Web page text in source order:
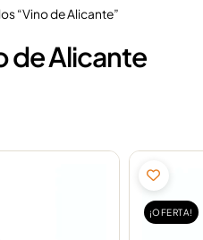
“Vino de Alicante”
de Alicante
¡OFERTA!